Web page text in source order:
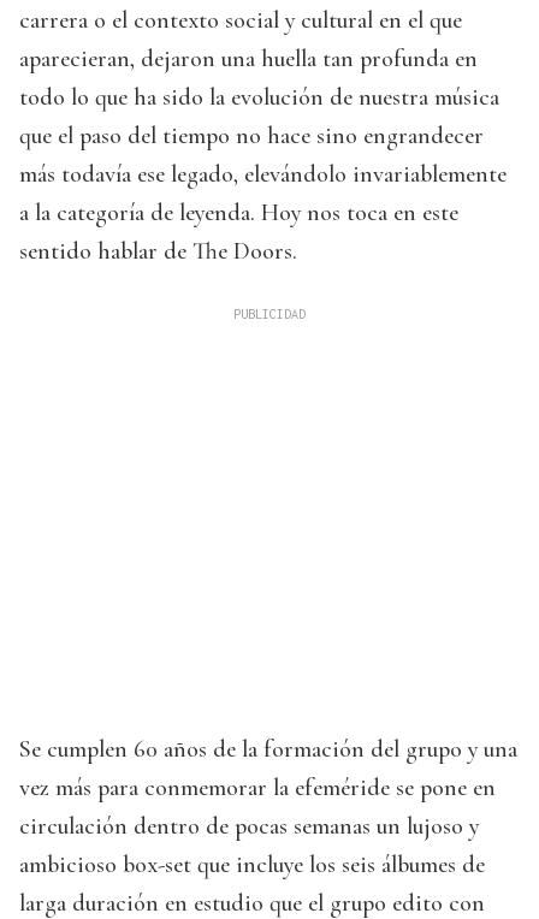
carrera o el contexto social y cultural en el que
aparecieran, dejaron una huella tan profunda en
todo lo que ha sido la evolución de nuestra música
que el paso del tiempo no hace sino engrandecer
más todavía ese legado, elevándolo invariablemente
a la categoría de leyenda. Hoy nos toca en este
sentido hablar de The Doors.
Se cumplen 60 años de la formación del grupo y una
vez más para conmemorar la efeméride se pone en
circulación dentro de pocas semanas un lujoso y
ambicioso box-set que incluye los seis álbumes de
larga duración en estudio que el grupo edito con